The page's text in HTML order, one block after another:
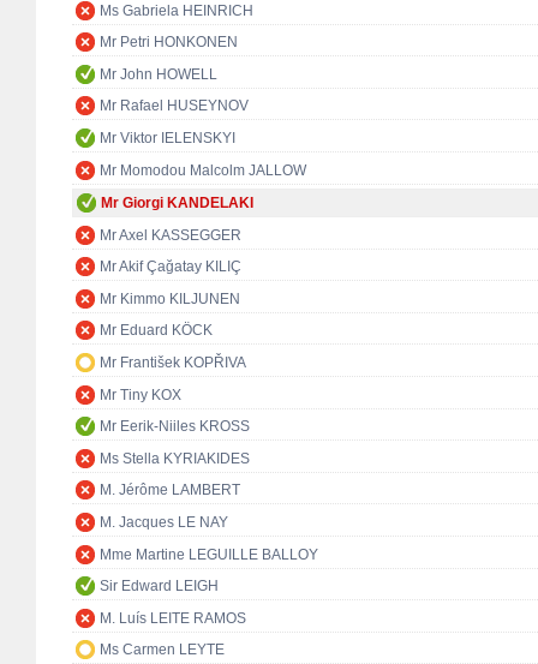
Ms Gabriela HEINRICH
Mr Petri HONKONEN
Mr John HOWELL
Mr Rafael HUSEYNOV
Mr Viktor IELENSKYI
Mr Momodou Malcolm JALLOW
Mr Giorgi KANDELAKI
Mr Axel KASSEGGER
Mr Akif Çağatay KILIÇ
Mr Kimmo KILJUNEN
Mr Eduard KÖCK
Mr František KOPŘIVA
Mr Tiny KOX
Mr Eerik-Niiles KROSS
Ms Stella KYRIAKIDES
M. Jérôme LAMBERT
M. Jacques LE NAY
Mme Martine LEGUILLE BALLOY
Sir Edward LEIGH
M. Luís LEITE RAMOS
Ms Carmen LEYTE